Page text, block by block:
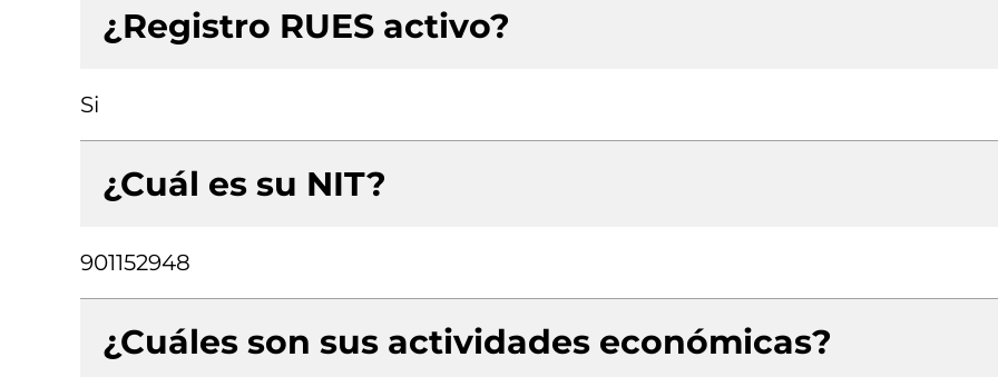
¿Registro RUES activo?
Si
¿Cuál es su NIT?
901152948
¿Cuáles son sus actividades económicas?